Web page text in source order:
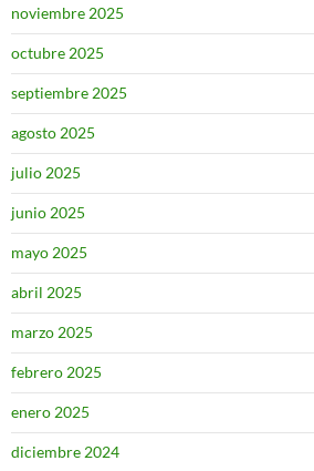
noviembre 2025
octubre 2025
septiembre 2025
agosto 2025
julio 2025
junio 2025
mayo 2025
abril 2025
marzo 2025
febrero 2025
enero 2025
diciembre 2024